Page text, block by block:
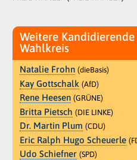
Weitere Kandidierende
Wahlkreis
Natalie Frohn (dieBasis)
Kay Gottschalk (AfD)
Rene Heesen (GRÜNE)
Britta Pietsch (DIE LINKE)
Dr. Martin Plum (CDU)
Eric Ralph Hugo Scheuerle
Udo Schiefner (SPD)